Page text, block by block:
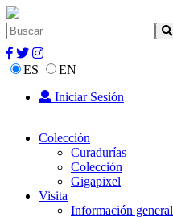
ES
EN
Iniciar Sesión
Colección
Curadurías
Colección
Gigapixel
Visita
Información general